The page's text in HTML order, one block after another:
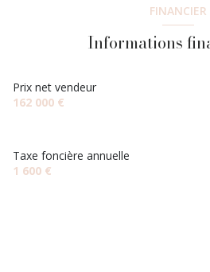
FINANCIER
Informations
Prix net vendeur
162 000 €
Taxe foncière annuelle
1 600 €